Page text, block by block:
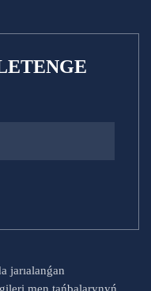
jarıalanǵan